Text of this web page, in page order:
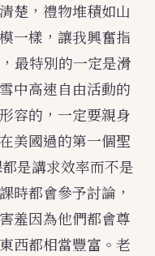
楚，禮物堆積如山
一樣，讓我興奮指
最特別的一定是滑
中高速自由活動的
容的，一定要親身
美國過的第一個聖
是講求效率而不是
時都會參予討論，
羞因為他們都會尊
西都相當豐富。老